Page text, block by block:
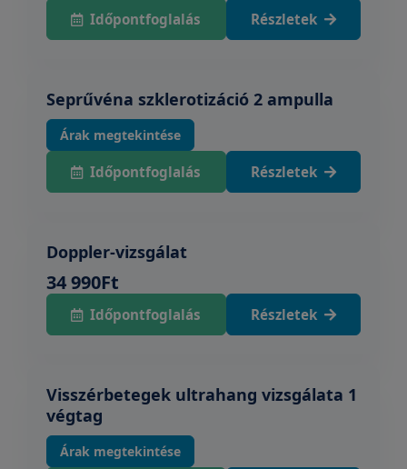
Időpontfoglalás Részletek
Seprűvéna szklerotizáció 2 ampulla
Árak megtekintése
Időpontfoglalás Részletek
Doppler-vizsgálat
34 990Ft
Időpontfoglalás Részletek
Visszérbetegek ultrahang vizsgálata 1
végtag
Árak megtekintése